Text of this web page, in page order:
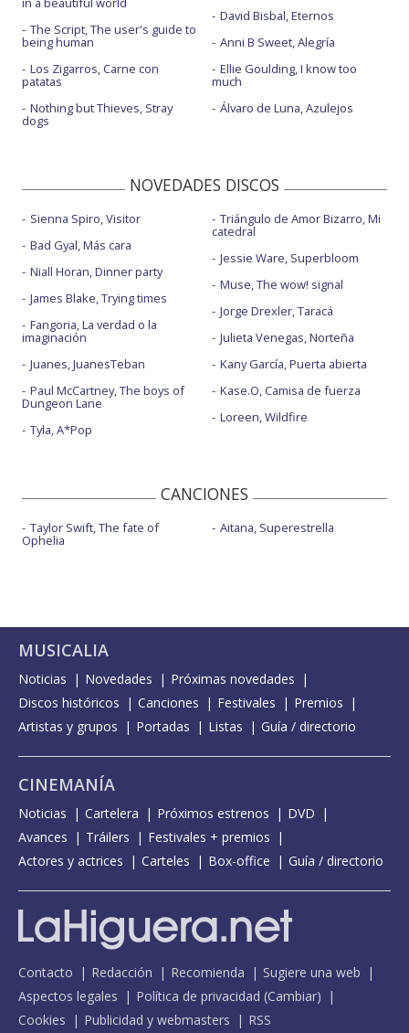
The Script, The user's guide to
being human
Los Zigarros, Carne con
patatas
Nothing but Thieves, Stray
dogs
David Bisbal, Eternos
Anni B Sweet, Alegría
Ellie Goulding, I know too
much
Álvaro de Luna, Azulejos
NOVEDADES DISCOS
Sienna Spiro, Visitor
Bad Gyal, Más cara
Niall Horan, Dinner party
James Blake, Trying times
Fangoria, La verdad o la
imaginación
Juanes, JuanesTeban
Paul McCartney, The boys of
Dungeon Lane
Tyla, A*Pop
Triángulo de Amor Bizarro, Mi
catedral
Jessie Ware, Superbloom
Muse, The wow! signal
Jorge Drexler, Taracá
Julieta Venegas, Norteña
Kany García, Puerta abierta
Kase.O, Camisa de fuerza
Loreen, Wildfire
CANCIONES
Taylor Swift, The fate of
Ophelia
Aitana, Superestrella
MUSICALIA
Noticias Novedades
Próximas novedades
Discos históricos
Canciones Festivales
Premios
Artistas y grupos
Portadas Listas Guía / directorio
CINEMANÍA
Noticias Cartelera Próximos estrenos
DVD
Avances
Tráilers
Festivales + premios
Actores y actrices
Carteles Box-office Guía / directorio
Contacto Redacción Recomienda
Sugiere una web
Aspectos legales
Política de privacidad (Cambiar)
Cookies
Publicidad y webmasters RSS